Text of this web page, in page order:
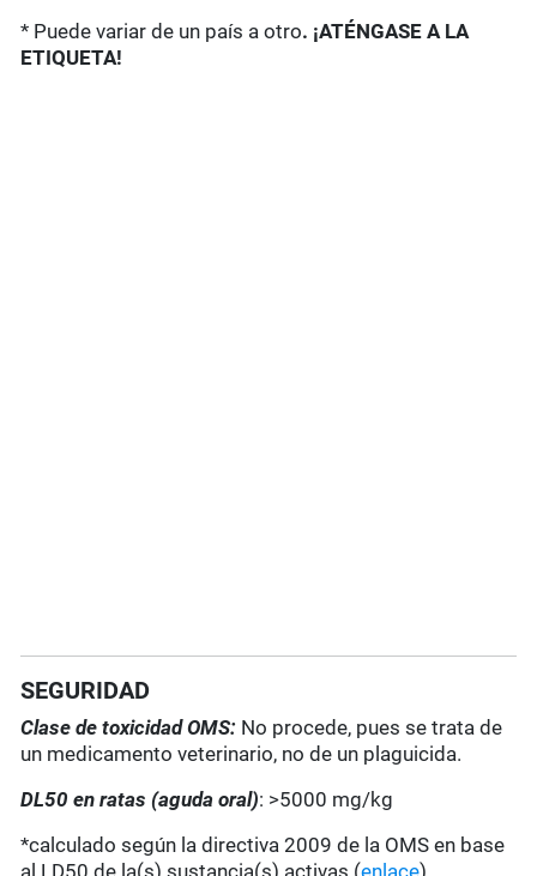
* Puede variar de un país a otro. ¡ATÉNGASE A LA
ETIQUETA!
SEGURIDAD
Clase de toxicidad OMS: No procede, pues se trata de
un medicamento veterinario, no de un plaguicida.
DL50 en ratas (aguda oral): >5000 mg/kg
*calculado según la directiva 2009 de la OMS en base